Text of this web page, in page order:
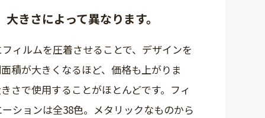
きさによって異なります。
ィルムを圧着させることで、デザインを
積が大きくなるほど、価格も上がりま
さで使用することがほとんどです。フィ
ションは全38色。メタリックなものから